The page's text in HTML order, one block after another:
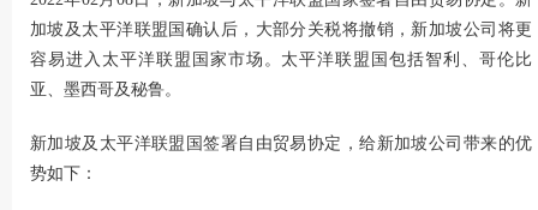
加坡及太平洋联盟国确认后，大部分关税将撤销，新加坡公司将更
容易进入太平洋联盟国家市场。太平洋联盟国包括智利、哥伦比
亚、墨西哥及秘鲁。
新加坡及太平洋联盟国签署自由贸易协定，给新加坡公司带来的优
势如下：